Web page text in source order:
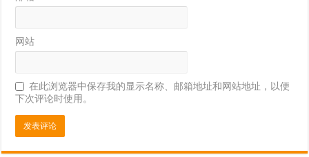
网站
在此浏览器中保存我的显示名称、邮箱地址和网站地址，以便
下次评论时使用。